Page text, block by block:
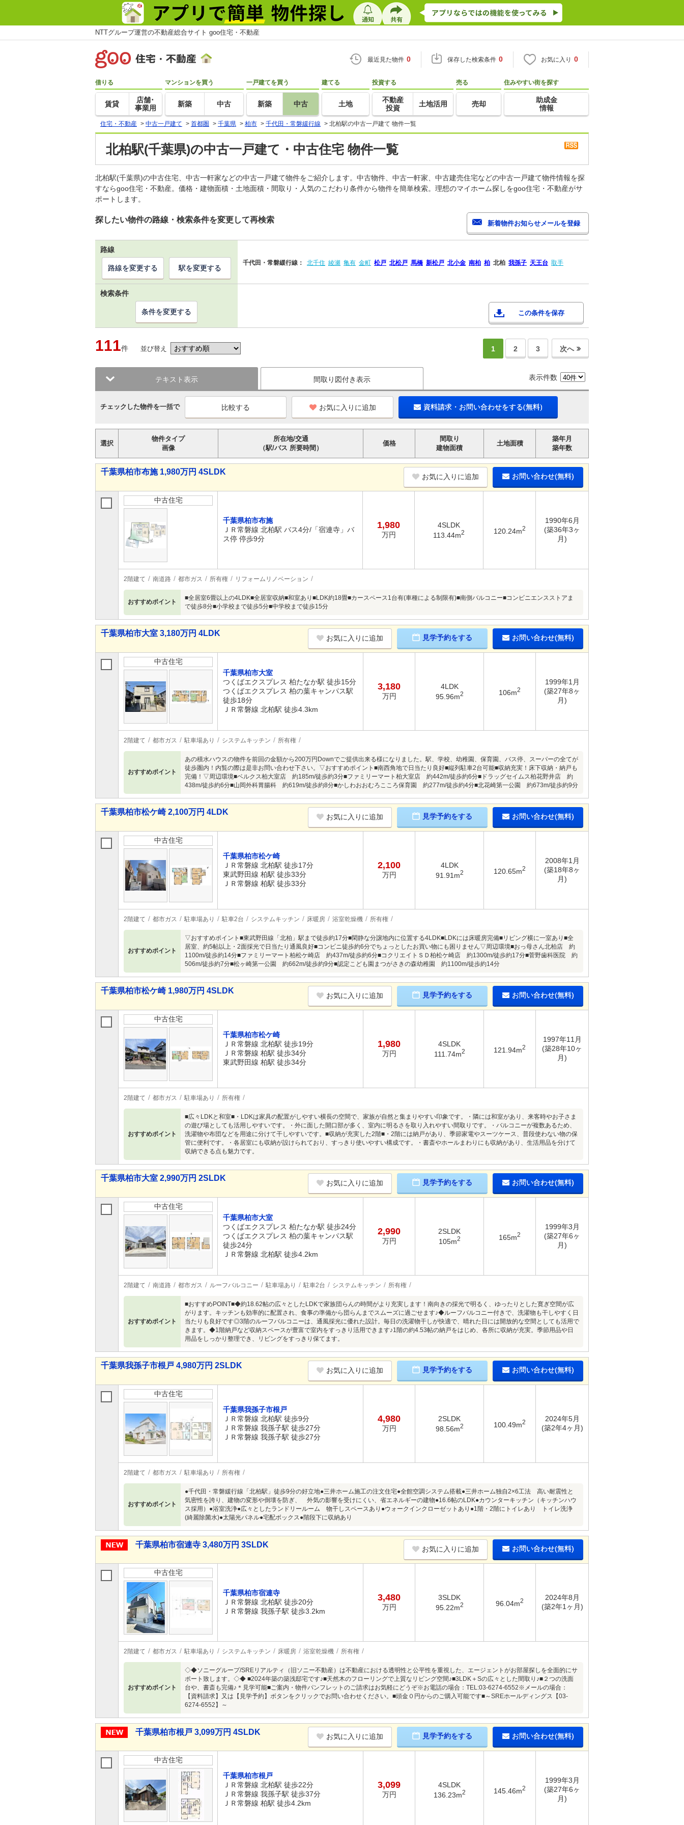
NTTグループ運営の不動産総合サイト goo住宅・不動産
最近見た物件 0 保存した検索条件 0 お気に入り 0
借りる
賃貸
店舗･
事業用
マンションを買う
新築 中古
一戸建てを買う
新築 中古
建てる
土地
投資する
不動産
投資
土地活用
売る
売却
住みやすい街を探す
助成金
情報
住宅・不動産 > 中古一戸建て > 首都圏 > 千葉県 > 柏市 > 千代田・常磐緩行線 > 北柏駅の中古一戸建て 物件一覧
北柏駅(千葉県)の中古一戸建て・中古住宅 物件一覧
北柏駅(千葉県)の中古住宅、中古一軒家などの中古一戸建て物件をご紹介します。中古物件、中古一軒家、中古建売住宅などの中古一戸建て物件情報を探
すならgoo住宅・不動産。価格・建物面積・土地面積・間取り・人気のこだわり条件から物件を簡単検索。理想のマイホーム探しをgoo住宅・不動産がサ
ポートします。
探したい物件の路線・検索条件を変更して再検索
路線
千代田・常磐緩行線： 北千住 綾瀬 亀有 金町 松戸 北松戸 馬橋 新松戸 北小金 南柏 柏 北柏 我孫子 天王台 取手
路線を変更する 駅を変更する
検索条件
この条件を保存
条件を変更する
111件 並び替え 1 2 3 次へ
テキスト表示 間取り図付き表示 表示件数
チェックした物件を一括で お気に入りに追加 資料請求・お問い合わせをする(無料)
選択
物件タイプ
画像
所在地/交通
（駅/バス 所要時間）
価格
間取り
建物面積
土地面積
築年月
築年数
千葉県柏市布施 1,980万円 4SLDK
お気に入りに追加 お問い合わせ(無料)
中古住宅
千葉県柏市布施
ＪＲ常磐線 北柏駅 バス4分/「宿連寺」バ
ス停 停歩9分
1,980
万円
4SLDK
113.44m2 120.24m2
1990年6月
(築36年3ヶ
月)
2階建て 南道路 都市ガス 所有権 リフォームリノベーション
おすすめポイント
■全居室6畳以上の4LDK■全居室収納■和室あり■LDK約18畳■カースペース1台有(車種による制限有)■南側バルコニー■コンビニエンスストアま
で徒歩8分■小学校まで徒歩5分■中学校まで徒歩15分
千葉県柏市大室 3,180万円 4LDK
お気に入りに追加 見学予約をする お問い合わせ(無料)
中古住宅
千葉県柏市大室
つくばエクスプレス 柏たなか駅 徒歩15分
つくばエクスプレス 柏の葉キャンパス駅
徒歩18分
ＪＲ常磐線 北柏駅 徒歩4.3km
3,180
万円
4LDK
95.96m2 106m2
1999年1月
(築27年8ヶ
月)
2階建て 都市ガス 駐車場あり システムキッチン 所有権
おすすめポイント
あの積水ハウスの物件を前回の金額から200万円Downでご提供出来る様になりました。駅、学校、幼稚園、保育園、バス停、スーパーの全てが
徒歩圏内！内覧の際は是非お問い合わせ下さい。▽おすすめポイント■南西角地で日当たり良好■縦列駐車2台可能■収納充実！床下収納・納戸も
完備！▽周辺環境■ベルクス柏大室店 約185m/徒歩約3分■ファミリーマート柏大室店 約442m/徒歩約6分■ドラッグセイムス柏花野井店 約
438m/徒歩約6分■山岡外科胃腸科 約619m/徒歩約8分■かしわおおむろこころ保育園 約277m/徒歩約4分■北花崎第一公園 約673m/徒歩約9分
千葉県柏市松ケ崎 2,100万円 4LDK
お気に入りに追加 見学予約をする お問い合わせ(無料)
中古住宅
千葉県柏市松ケ崎
ＪＲ常磐線 北柏駅 徒歩17分
東武野田線 柏駅 徒歩33分
ＪＲ常磐線 柏駅 徒歩33分
2,100
万円
4LDK
91.91m2 120.65m2
2008年1月
(築18年8ヶ
月)
2階建て 都市ガス 駐車場あり 駐車2台 システムキッチン 床暖房 浴室乾燥機 所有権
おすすめポイント
▽おすすめポイント■東武野田線「北柏」駅まで徒歩約17分■閑静な分譲地内に位置する4LDK■LDKには床暖房完備■リビング横に一室あり■全
居室、約5帖以上・2面採光で日当たり通風良好■コンビニ徒歩約6分でちょっとしたお買い物にも困りません▽周辺環境■おっ母さん北柏店 約
1100m/徒歩約14分■ファミリーマート柏松ケ崎店 約437m/徒歩約6分■コクリエイトＳＤ柏松ケ崎店 約1300m/徒歩約17分■菅野歯科医院 約
506m/徒歩約7分■松ヶ崎第一公園 約662m/徒歩約9分■認定こども園まつがさきの森幼稚園 約1100m/徒歩約14分
千葉県柏市松ケ崎 1,980万円 4SLDK
お気に入りに追加 見学予約をする お問い合わせ(無料)
中古住宅
千葉県柏市松ケ崎
ＪＲ常磐線 北柏駅 徒歩19分
ＪＲ常磐線 柏駅 徒歩34分
東武野田線 柏駅 徒歩34分
1,980
万円
4SLDK
111.74m2 121.94m2
1997年11月
(築28年10ヶ
月)
2階建て 都市ガス 駐車場あり 所有権
おすすめポイント
■広々LDKと和室■・LDKは家具の配置がしやすい横長の空間で、家族が自然と集まりやすい印象です。・隣には和室があり、来客時やお子さま
の遊び場としても活用しやすいです。・外に面した開口部が多く、室内に明るさを取り入れやすい間取りです。・バルコニーが複数あるため、
洗濯物や布団などを用途に分けて干しやすいです。■収納が充実した2階■・2階には納戸があり、季節家電やスーツケース、普段使わない物の保
管に便利です。・各居室にも収納が設けられており、すっきり使いやすい構成です。・書斎やホールまわりにも収納があり、生活用品を分けて
収納できる点も魅力です。
千葉県柏市大室 2,990万円 2SLDK
お気に入りに追加 見学予約をする お問い合わせ(無料)
中古住宅
千葉県柏市大室
つくばエクスプレス 柏たなか駅 徒歩24分
つくばエクスプレス 柏の葉キャンパス駅
徒歩24分
ＪＲ常磐線 北柏駅 徒歩4.2km
2,990
万円
2SLDK
105m2 165m2
1999年3月
(築27年6ヶ
月)
2階建て 南道路 都市ガス ルーフバルコニー 駐車場あり 駐車2台 システムキッチン 所有権
おすすめポイント
■おすすめPOINT■◆約18.62帖の広々としたLDKで家族団らんの時間がより充実します！南向きの採光で明るく、ゆったりとした寛ぎ空間が広
がります。キッチンも効率的に配置され、食事の準備から団らんまでスムーズに過ごせます♪◆ルーフバルコニー付きで、洗濯物も干しやすく日
当たりも良好です◎3階のルーフバルコニーは、通風採光に優れた設計。毎日の洗濯物干しが快適で、晴れた日には開放的な空間としても活用で
きます。◆1階納戸など収納スペースが豊富で室内をすっきり活用できます♪1階の約4.53帖の納戸をはじめ、各所に収納が充実。季節用品や日
用品をしっかり整理でき、リビングをすっきり保てます。
千葉県我孫子市根戸 4,980万円 2SLDK
お気に入りに追加 見学予約をする お問い合わせ(無料)
中古住宅
千葉県我孫子市根戸
ＪＲ常磐線 北柏駅 徒歩9分
ＪＲ常磐線 我孫子駅 徒歩27分
ＪＲ常磐線 我孫子駅 徒歩27分
4,980
万円
2SLDK
98.56m2 100.49m2
2024年5月
(築2年4ヶ月)
2階建て 都市ガス 駐車場あり 所有権
おすすめポイント
●千代田・常磐緩行線「北柏駅」徒歩9分の好立地●三井ホーム施工の注文住宅●全館空調システム搭載●三井ホーム独自2×6工法 高い耐震性と
気密性を誇り、建物の変形や倒壊を防ぎ、 外気の影響を受けにくい、省エネルギーの建物●16.6帖のLDK●カウンターキッチン（キッチンハウ
ス採用）●浴室洗浄●広々としたランドリールーム 物干しスペースあり●ウォークインクローゼットあり●1階・2階にトイレあり トイレ洗浄
(綺麗除菌水)●太陽光パネル●宅配ボックス●階段下に収納あり
千葉県柏市宿連寺 3,480万円 3SLDK お気に入りに追加 お問い合わせ(無料)
中古住宅
千葉県柏市宿連寺
ＪＲ常磐線 北柏駅 徒歩20分
ＪＲ常磐線 我孫子駅 徒歩3.2km
3,480
万円
3SLDK
95.22m2 96.04m2
2024年8月
(築2年1ヶ月)
2階建て 都市ガス 駐車場あり システムキッチン 床暖房 浴室乾燥機 所有権
おすすめポイント
◇◆ソニーグループ/SREリアルティ（旧ソニー不動産）は不動産における透明性と公平性を重視した、エージェントがお部屋探しを全面的にサ
ポート致します。◇◆ ■2024年築の築浅邸宅です♪■天然木のフローリングで上質なリビング空間♪■3LDK＋Sの広々とした間取り♪■２つの洗面
台や、書斎も完備♪＊見学可能■ご案内・物件パンフレットのご請求はお気軽にどうぞ※お電話の場合：TEL:03-6274-6552※メールの場合：
【資料請求】又は【見学予約】ボタンをクリックでお問い合わせください。■頭金０円からのご購入可能です■～SREホールディングス【03-
6274-6552】～
千葉県柏市根戸 3,099万円 4SLDK お気に入りに追加 見学予約をする お問い合わせ(無料)
中古住宅
千葉県柏市根戸
ＪＲ常磐線 北柏駅 徒歩22分
ＪＲ常磐線 我孫子駅 徒歩37分
ＪＲ常磐線 柏駅 徒歩4.2km
3,099
万円
4SLDK
136.23m2 145.46m2
1999年3月
(築27年6ヶ
月)